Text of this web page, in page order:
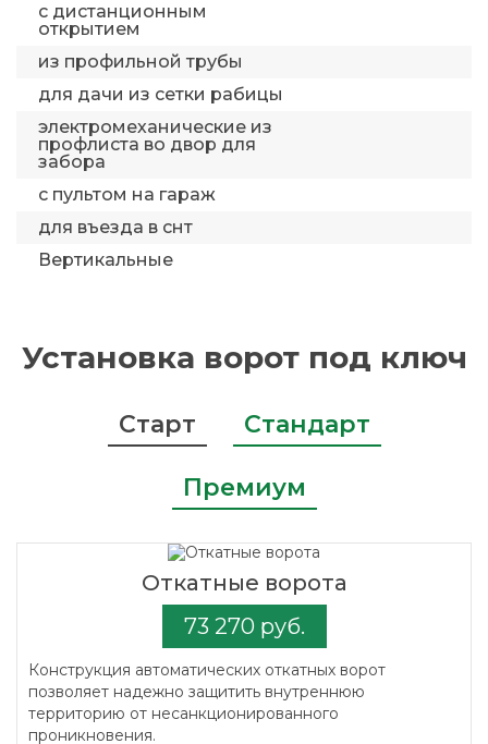
с дистанционным
открытием
из профильной трубы
для дачи из сетки рабицы
электромеханические из
профлиста во двор для
забора
с пультом на гараж
для въезда в снт
Вертикальные
Установка ворот под ключ
Старт Стандарт
Премиум
Откатные ворота
73 270 руб.
Конструкция автоматических откатных ворот
позволяет надежно защитить внутреннюю
территорию от несанкционированного
проникновения.